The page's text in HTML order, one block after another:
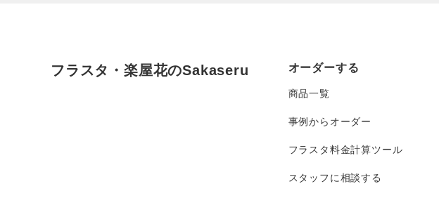
フラスタ・楽屋花のSakaseru オーダーする
商品一覧
事例からオーダー
フラスタ料金計算ツール
スタッフに相談する